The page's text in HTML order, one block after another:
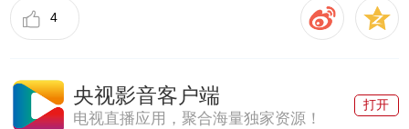
4
央视影音客户端
电视直播应用，聚合海量独家资源！
打开